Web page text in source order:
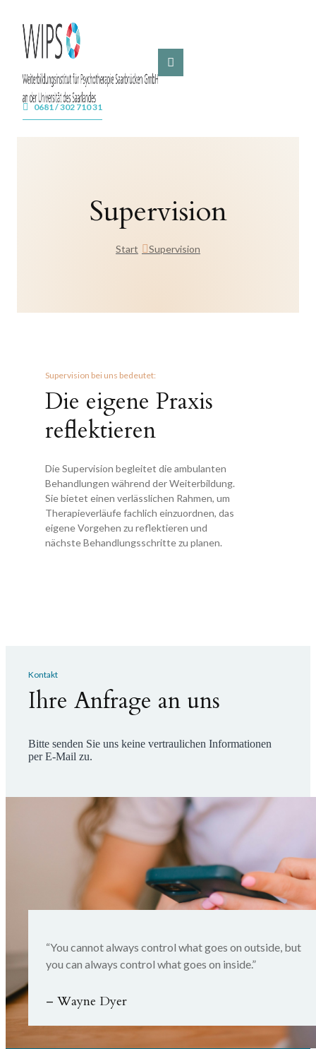
0681 / 302 710 31
Supervision
Start Supervision
Supervision bei uns bedeutet:
Die eigene Praxis
reflektieren
Die Supervision begleitet die ambulanten
Behandlungen während der Weiterbildung.
Sie bietet einen verlässlichen Rahmen, um
Therapieverläufe fachlich einzuordnen, das
eigene Vorgehen zu reflektieren und
nächste Behandlungsschritte zu planen.
“You cannot always control what goes on outside, but
you can always control what goes on inside.”
– Wayne Dyer
Kontakt
Ihre Anfrage an uns
Bitte senden Sie uns keine vertraulichen Informationen
per E-Mail zu.